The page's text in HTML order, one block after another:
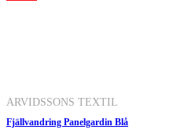
ARVIDSSONS TEXTIL
Fjällvandring Panelgardin Blå